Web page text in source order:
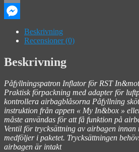
Email
Messenger
Beskrivning
Recensioner (0)
Beskrivning
Påfyllningspatron Inflator för RST
Praktisk förpackning med adapter för
kontrollera airbagblåsorna Påfyllning
instruktion från appen « My In&box »
måste användas för att få funktion på
Ventil för trycksättning av airbagen
medföljer i paketet. Trycksättningen
airbagen är intakt